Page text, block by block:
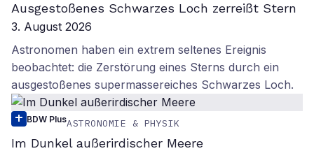
Ausgestoßenes Schwarzes Loch zerreißt Stern
3. August 2026
Astronomen haben ein extrem seltenes Ereignis
beobachtet: die Zerstörung eines Sterns durch ein
ausgestoßenes supermassereiches Schwarzes Loch.
BDW PlusASTRONOMIE & PHYSIK
Im Dunkel außerirdischer Meere